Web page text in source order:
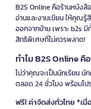
B2S Online คือร้านหนังสื
อ่านและงานเขียน ให้คุณรู้
ออกจากบ้าน เพราะ b2s
สิทธิพิเศษที่ไม่ควรพลาด!
ทำไม B2S Online
ไม่ว่าคุณจะเป็นนักเรียน
ตลอด 24 ชั่วโมง พร้อมโป
ฟรี! ค่าจัดส่งทั่วไทย *เ